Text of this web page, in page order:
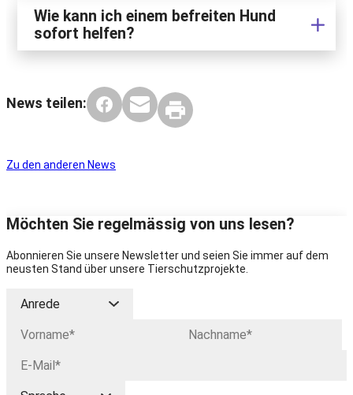
Wie kann ich einem befreiten Hund
sofort helfen?
News teilen:
Zu den anderen News
Möchten Sie regelmässig von uns lesen?
Abonnieren Sie unsere Newsletter und seien Sie immer auf dem
neusten Stand über unsere Tierschutzprojekte.